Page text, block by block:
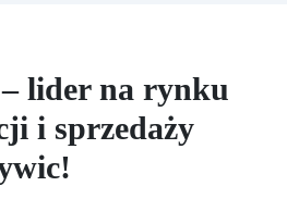
lider na rynku
i sprzedaży